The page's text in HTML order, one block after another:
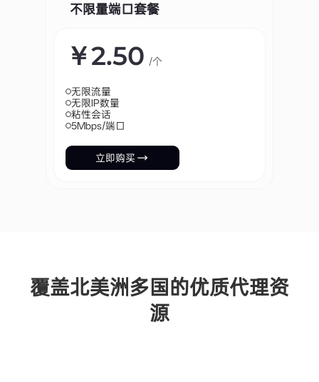
不限量端口套餐
￥2.50 /个
无限流量
无限IP数量
粘性会话
5Mbps/端口
立即购买
覆盖北美洲多国的优质代理资
源